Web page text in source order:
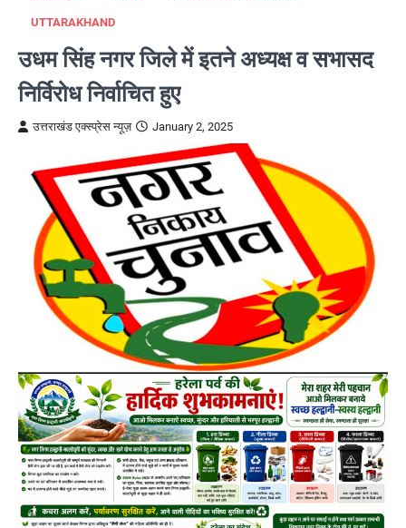
UTTARAKHAND
उधम सिंह नगर जिले में इतने अध्यक्ष व सभासद
निर्विरोध निर्वाचित हुए
उत्तराखंड एक्स्प्रेस न्यूज़ January 2, 2025